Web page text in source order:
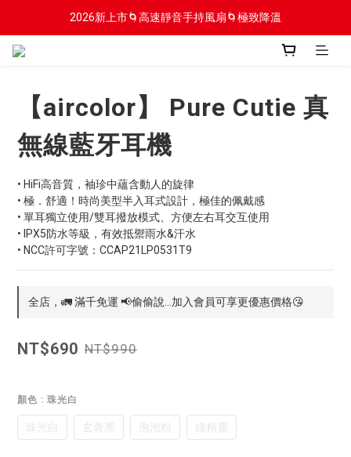
2026新上市🌀高速靜音手持風扇🌀極致降溫
2026新上市🌀高速靜音手持風扇🌀極致降溫
【aircolor】 Pure Cutie 真
無線藍牙耳機
• HiFi高音質，袖珍中蘊含動人的旋律
• 極．舒適！時尚美型半入耳式設計，極佳的佩戴感
• 單耳獨立使用/雙耳撥放模式、方便左右耳交互使用
• IPX5防水等級，有效抵禦雨水&汗水
• NCC許可字號：CCAP21LP0531T9
全店，🚛 滿千免運 📢偷偷說...加入會員可享更優惠價格😘
NT$690 NT$990
顏色 : 珠光白
珠光白 玄青黑 泡泡粉 綠精靈